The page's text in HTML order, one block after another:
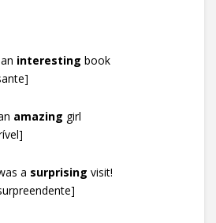
interesting book
amazing girl
a surprising visit!